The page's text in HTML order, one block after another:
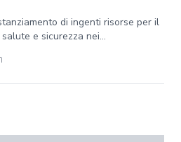
di ingenti risorse per il
e sicurezza nei...